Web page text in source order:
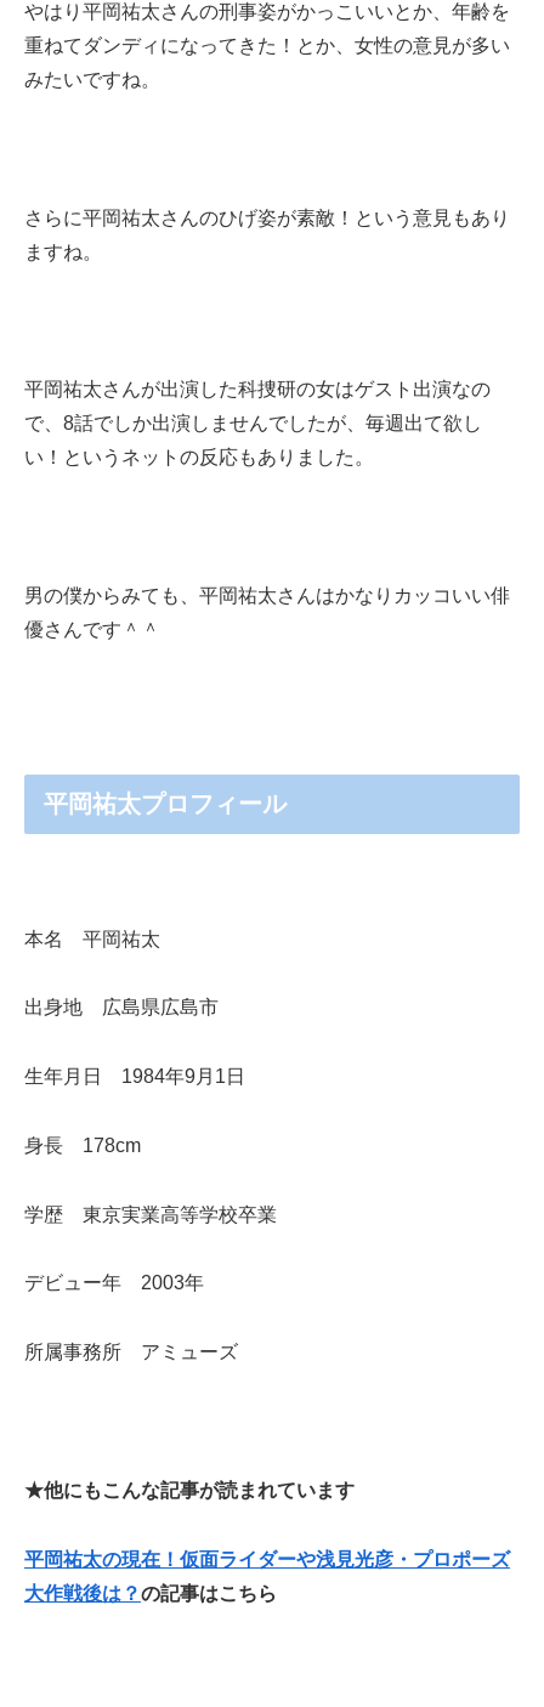
やはり平岡祐太さんの刑事姿がかっこいいとか、年齢を
重ねてダンディになってきた！とか、女性の意見が多い
みたいですね。
さらに平岡祐太さんのひげ姿が素敵！という意見もあり
ますね。
平岡祐太さんが出演した科捜研の女はゲスト出演なの
で、8話でしか出演しませんでしたが、毎週出て欲し
い！というネットの反応もありました。
男の僕からみても、平岡祐太さんはかなりカッコいい俳
優さんです＾＾
平岡祐太プロフィール
本名 平岡祐太
出身地 広島県広島市
生年月日 1984年9月1日
身長 178cm
学歴 東京実業高等学校卒業
デビュー年 2003年
所属事務所 アミューズ
★他にもこんな記事が読まれています
平岡祐太の現在！仮面ライダーや浅見光彦・プロポーズ
大作戦後は？の記事はこちら